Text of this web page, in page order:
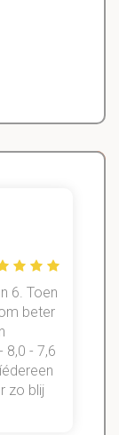
6. Toen
beter
8,0 - 7,6
zo blij